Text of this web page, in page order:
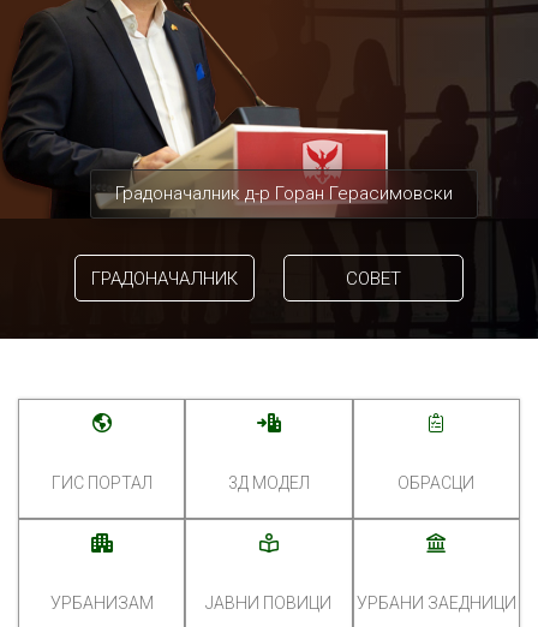
Градоначалник д-р Горан Герасимовски
ГРАДОНАЧАЛНИК СОВЕТ
ГИС ПОРТАЛ 3Д МОДЕЛ ОБРАСЦИ
УРБАНИЗАМ ЈАВНИ ПОВИЦИ УРБАНИ ЗАЕДНИЦИ